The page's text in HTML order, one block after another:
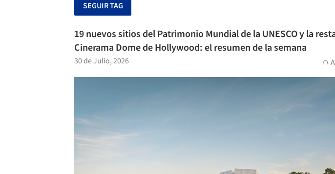
SEGUIR TAG
19 nuevos sitios del Patrimonio Mundial de la UNESCO y la
Cinerama Dome de Hollywood: el resumen de la semana
30 de Julio, 2026